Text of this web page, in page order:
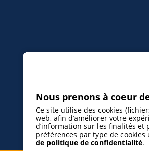
Nous prenons à coeur
Ce site utilise des cookies
web, afin d’améliorer votre
d’information sur les finalités et
préférences par type de
de politique de confidentialité.